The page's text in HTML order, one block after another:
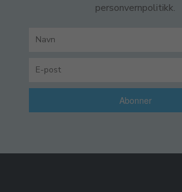
personvernpolitikk.
Abonner